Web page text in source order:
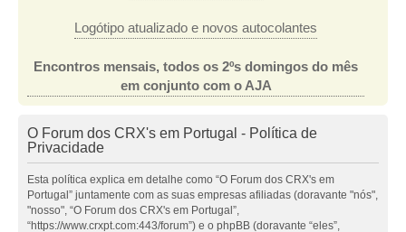
Logótipo atualizado e novos autocolantes
Encontros mensais, todos os 2ºs domingos do mês
em conjunto com o AJA
O Forum dos CRX's em Portugal - Política de
Privacidade
Esta política explica em detalhe como “O Forum dos CRX's em
Portugal” juntamente com as suas empresas afiliadas (doravante "nós",
"nosso", “O Forum dos CRX's em Portugal”,
“https://www.crxpt.com:443/forum”) e o phpBB (doravante “eles”,